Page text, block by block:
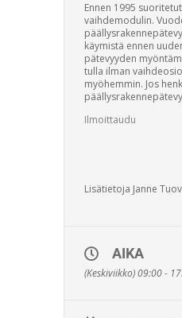
Ennen 1995
vaihdemodulin.
käymistä ennen
pätevyyden
tulla ilman
myöhemmin. Jos
Ilmoittaudu
Lisätietoja Janne
AIKA
(Keskiviikko) 09:00 -